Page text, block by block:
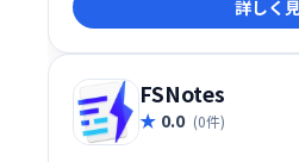
します。共同編集機能により
携もスムーズに行えます。
チームワークを促進する強力
MeisterNoteをご活用くださ
詳しく
FSNotes
0.0 (0件)